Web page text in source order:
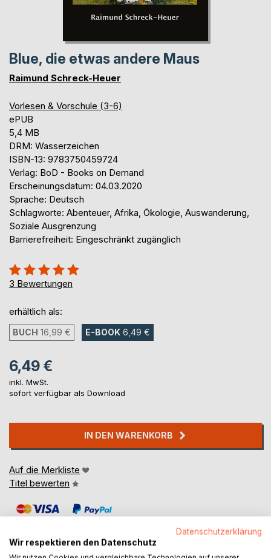
Blue, die etwas andere Maus
Raimund Schreck-Heuer
Vorlesen & Vorschule (3-6)
ePUB
5,4 MB
DRM: Wasserzeichen
ISBN-13: 9783750459724
Verlag: BoD - Books on Demand
Erscheinungsdatum: 04.03.2020
Sprache: Deutsch
Schlagworte: Abenteuer, Afrika, Ökologie, Auswanderung,
Soziale Ausgrenzung
Barrierefreiheit: Eingeschränkt zugänglich
Bewertung::
100%
3 Bewertungen
erhältlich als:
BUCH 16,99 € E-BOOK 6,49 €
6,49 €
inkl. MwSt.
sofort verfügbar als Download
IN DEN WARENKORB
Auf die Merkliste
Titel bewerten
Datenschutzerklärung
Wir respektieren den Datenschutz